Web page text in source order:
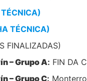
TÉCNICA)
FINALIZADAS)
– Grupo A: FIN DA
– Grupo C: